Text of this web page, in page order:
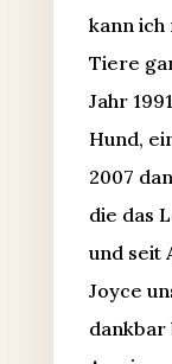
kann ich
Tiere
Jahr
Hund,
2007
die das
und seit
Joyce
dankbar